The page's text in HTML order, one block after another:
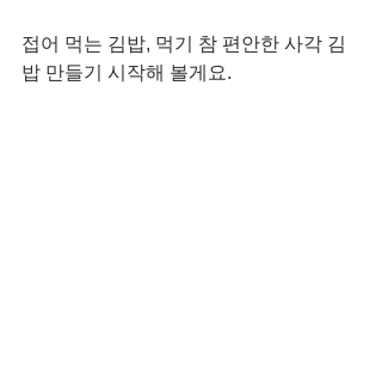
접어 먹는 김밥, 먹기 참 편안한 사각 김
밥 만들기 시작해 볼게요.